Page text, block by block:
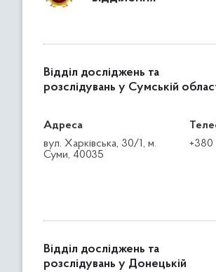
Відділ досліджень та
розслідувань у Сумській
Адреса
вул. Харківська, 30/1, м.
Суми, 40035
+380
Відділ досліджень та
розслідувань у Донецькій